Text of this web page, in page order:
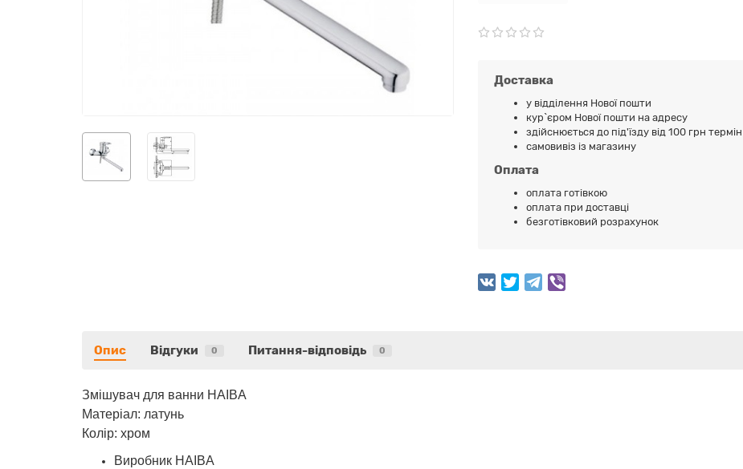
Доставка
у відділення Нової пошти
кур`єром Нової пошти на адресу
здійснюється до під'їзду від 100 грн
самовивіз із магазину
Оплата
оплата готівкою
оплата при доставці
безготівковий розрахунок
Опис Відгуки 0 Питання-відповідь 0
Змішувач для ванни HAIBA
Матеріал: латунь
Колір: хром
Виробник HAIBA